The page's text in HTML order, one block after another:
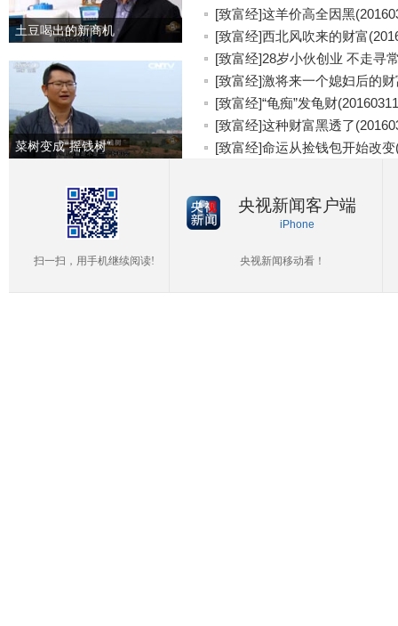
土豆喝出的新商机
菜树变成“摇钱树”
[致富经]这羊价高全因黑
[致富经]西北风吹来的财富
[致富经]28岁小伙创业 不走寻
[致富经]激将来一个媳妇后的
[致富经]“龟痴”发龟财
[致富经]这种财富黑透了
[致富经]命运从捡钱包开始改变
扫一扫，用手机继续阅读!
央视新闻客户端
iPhone
央视新闻移动看！